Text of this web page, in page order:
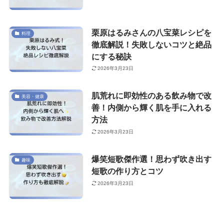
料理
栗原はるみさんの八宝菜レシピを
徹底解説！失敗しないコツと絶品
にする秘訣
2026年3月23日
美容・健康
肌荒れに即効性のある飲み物で改
善！内側から輝く肌を手に入れる
方法
2026年3月23日
趣味
爆笑短歌傑作選！思わず吹き出す
短歌の作り方とコツ
2026年3月23日